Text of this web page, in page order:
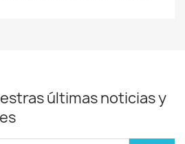
últimas noticias y